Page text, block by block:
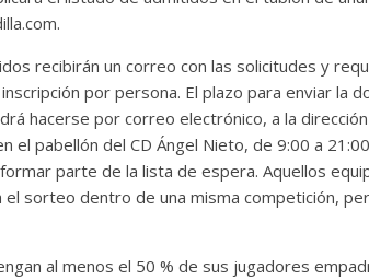
recibirán un correo con las solicitudes y
por persona. El plazo para enviar la
hacerse por correo electrónico, a la
el pabellón del CD Ángel Nieto, de 9:00 a
parte de la lista de espera. Aquellos
el sorteo dentro de una misma competición,
al menos el 50 % de sus jugadores